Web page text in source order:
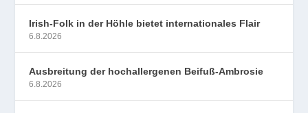
Irish-Folk in der Höhle bietet internationales Flair
6.8.2026
Ausbreitung der hochallergenen Beifuß-Ambrosie
6.8.2026